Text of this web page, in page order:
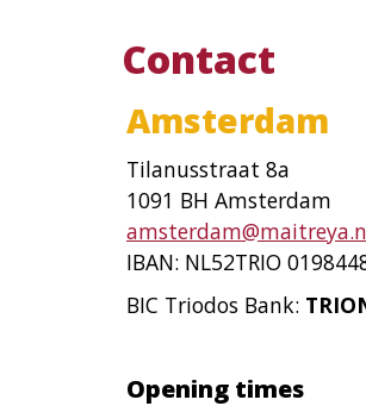
Contact
Amsterdam
Tilanusstraat 8a
1091 BH Amsterdam
IBAN: NL52TRIO
BIC Triodos Bank:
Opening times